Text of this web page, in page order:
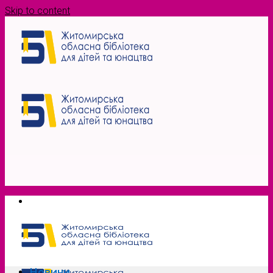
Skip to content